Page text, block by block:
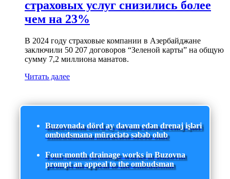
страховых услуг снизились более
чем на 23%
В 2024 году страховые компании в Азербайджане
заключили 50 207 договоров “Зеленой карты” на общую
сумму 7,2 миллиона манатов.
Читать далее
Buzovnada dörd ay davam edən drenaj işləri
ombudsmana müraciətə səbəb olub
Four-month drainage works in Buzovna
prompt an appeal to the ombudsman